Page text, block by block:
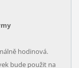
hodinová.
bude použit na